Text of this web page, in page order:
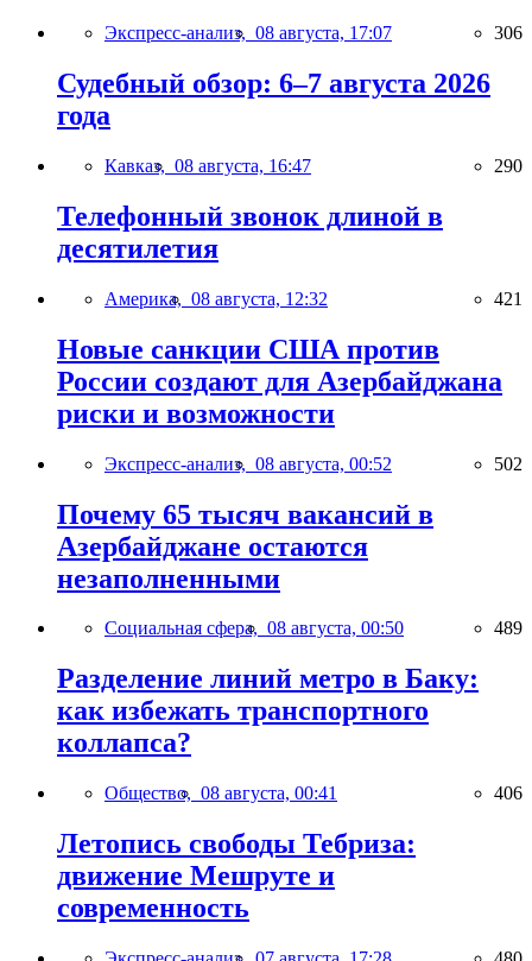
Экспресс-анализ, 08 августа, 17:07 306
Судебный обзор: 6–7 августа 2026
года
Кавказ, 08 августа, 16:47 290
Телефонный звонок длиной в
десятилетия
Америка, 08 августа, 12:32 421
Новые санкции США против
России создают для Азербайджана
риски и возможности
Экспресс-анализ, 08 августа, 00:52 502
Почему 65 тысяч вакансий в
Азербайджане остаются
незаполненными
Социальная сфера, 08 августа, 00:50 489
Разделение линий метро в Баку:
как избежать транспортного
коллапса?
Общество, 08 августа, 00:41 406
Летопись свободы Тебриза:
движение Мешруте и
современность